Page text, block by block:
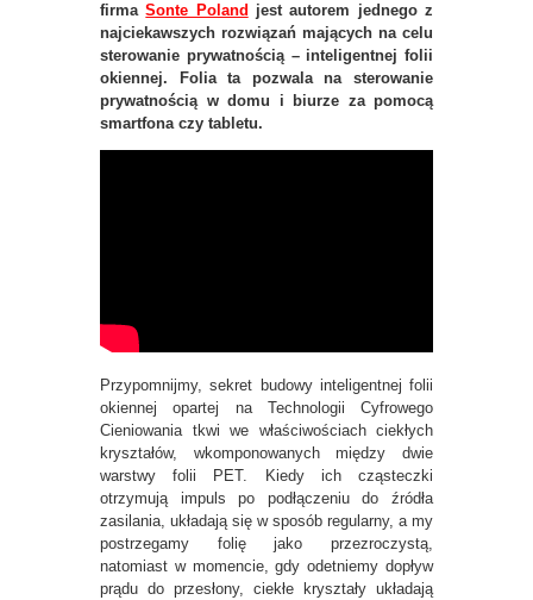
firmaSonte Poland jest autorem jednego z
najciekawszych rozwiązań mających na celu
sterowanie prywatnością – inteligentnej folii
okiennej. Folia ta pozwala na sterowanie
prywatnością w domu i biurze za pomocą
smartfona czy tabletu.
Przypomnijmy, sekret budowy inteligentnej folii
okiennej opartej na Technologii Cyfrowego
Cieniowania tkwi we właściwościach ciekłych
kryształów, wkomponowanych między dwie
warstwy folii PET. Kiedy ich cząsteczki
otrzymują impuls po podłączeniu do źródła
zasilania, układają się w sposób regularny, a my
postrzegamy folię jako przezroczystą,
natomiast w momencie, gdy odetniemy dopływ
prądu do przesłony, ciekłe kryształy układają